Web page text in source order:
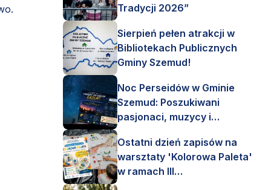
Tradycji 2026”
Sierpień pełen atrakcji w
Bibliotekach Publicznych
Gminy Szemud!
Noc Perseidów w Gminie
Szemud: Poszukiwani
pasjonaci, muzycy i
Ostatni dzień zapisów na
warsztaty 'Kolorowa Paleta'
w ramach III